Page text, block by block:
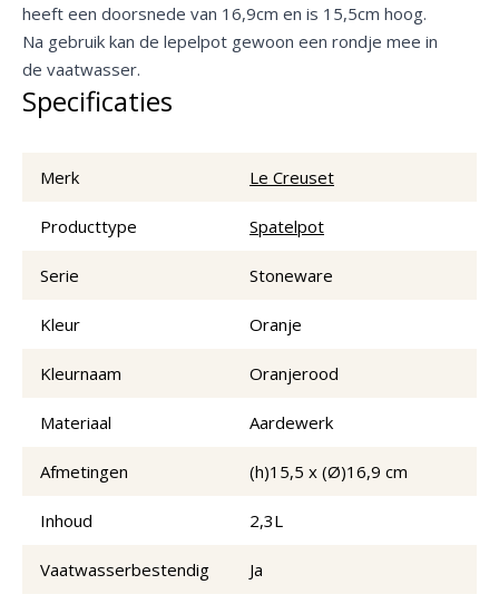
heeft een doorsnede van 16,9cm en is 15,5cm hoog.
Na gebruik kan de lepelpot gewoon een rondje mee in
de vaatwasser.
Specificaties
Merk Le Creuset
Producttype Spatelpot
Serie Stoneware
Kleur Oranje
Kleurnaam Oranjerood
Materiaal Aardewerk
Afmetingen (h)15,5 x (Ø)16,9 cm
Inhoud 2,3L
Vaatwasserbestendig Ja